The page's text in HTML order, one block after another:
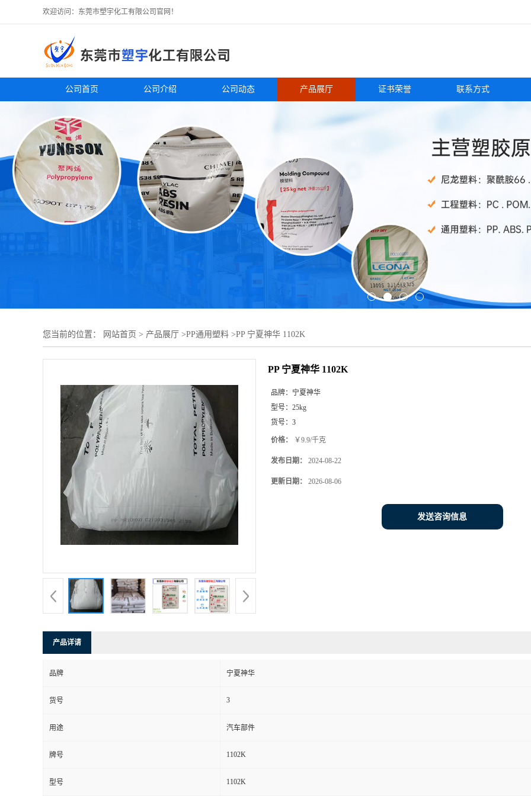
欢迎访问：东莞市塑宇化工有限公司官网！
公司首页 公司介绍 公司动态 产品展厅 证书荣誉 联系方式
您当前的位置： 网站首页 > 产品展厅 >PP通用塑料 >PP 宁夏神华 1102K
PP 宁夏神华 1102K
品牌： 宁夏神华
型号： 25kg
货号： 3
价格： ￥9.9/千克
发布日期： 2024-08-22
更新日期： 2026-08-06
发送咨询信息
产品详请
品牌 宁夏神华
货号 3
用途 汽车部件
牌号 1102K
型号 1102K